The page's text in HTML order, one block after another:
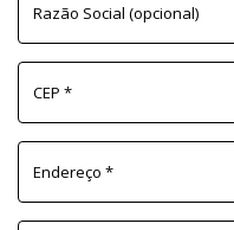
Razão Social (opcional)
CEP *
Endereço *